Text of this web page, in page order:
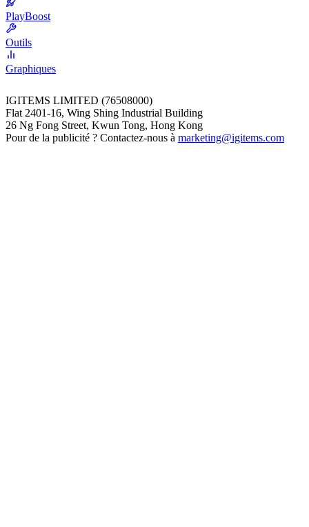
PlayBoost
Outils
Graphiques
IGITEMS LIMITED (76508000)
Flat 2401-16, Wing Shing Industrial Building
26 Ng Fong Street, Kwun Tong, Hong Kong
Pour de la publicité ? Contactez-nous à marketing@igitems.com